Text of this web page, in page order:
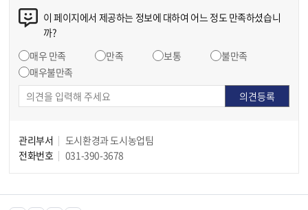
이 페이지에서 제공하는 정보에 대하여 어느 정도 만족하셨습니
까?
매우 만족
만족 보통
불만족
매우불만족
관리부서
도시환경과 도시농업팀
전화번호
031-390-3678